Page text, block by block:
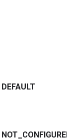
DEFAULT
NOT